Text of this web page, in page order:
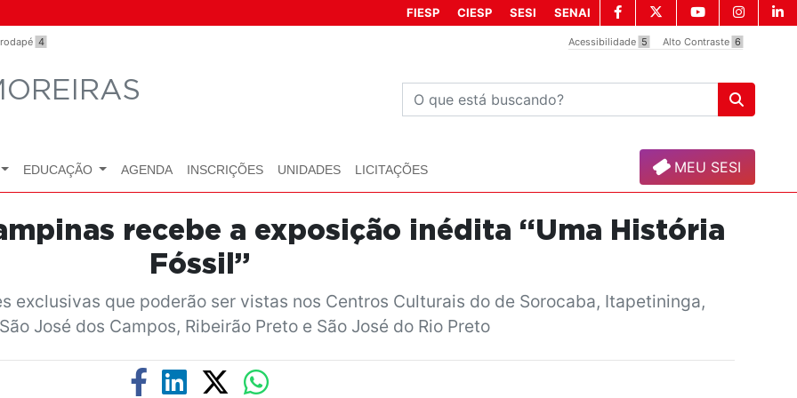
4 Acessibilidade 5 Alto Contraste 6
FIESP CIESP SESI SENAI
EDUCAÇÃO AGENDA INSCRIÇÕES UNIDADES LICITAÇÕES MEU SESI
recebe a exposição inédita “Uma História
Fóssil”
exclusivas que poderão ser vistas nos Centros Culturais do de Sorocaba, Itapetininga,
José dos Campos, Ribeirão Preto e São José do Rio Preto